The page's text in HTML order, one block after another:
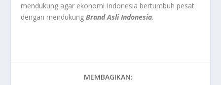
mendukung agar ekonomi Indonesia bertumbuh pesat
dengan mendukungBrand Asli Indonesia.
MEMBAGIKAN: